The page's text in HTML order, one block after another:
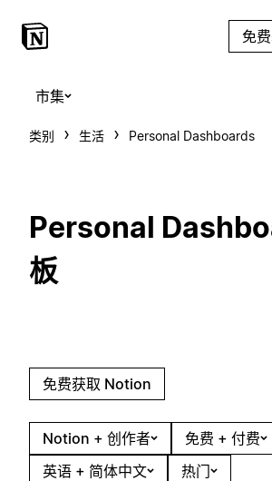
免
市集
类别 生活 Personal Dashboards
Personal
板
免费获取 Notion
Notion + 创作者
免费 + 付费
英语 + 简体中文
热门